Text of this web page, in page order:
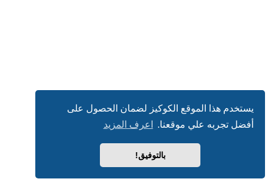
يستخدم هذا الموقع الكوكيز لضمان الحصول على
أفضل تجربه علي موقعنا.
اعرف المزيد
بالتوفيق!